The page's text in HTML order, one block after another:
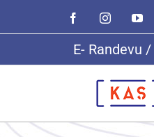
content
FacebookInstagram
E- Randevu